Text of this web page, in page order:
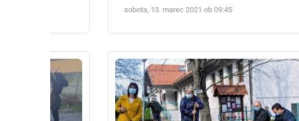
sobota, 13. marec 2021 ob 09:45